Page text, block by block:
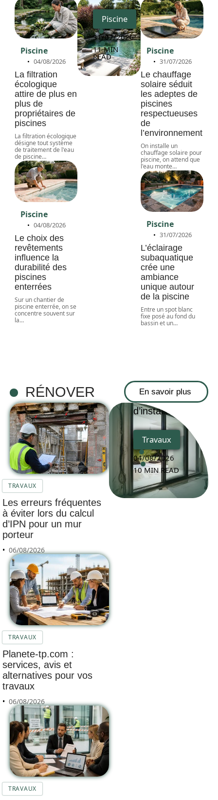
Piscine
04/08/2026
La filtration
écologique
attire de plus en
plus de
propriétaires de
piscines
La filtration écologique
désigne tout système
de traitement de l'eau
de piscine…
Piscine
04/08/2026
Le choix des
revêtements
influence la
durabilité des
piscines
enterrées
Sur un chantier de
piscine enterrée, on se
concentre souvent sur
la…
Piscine
31/07/2026
11 MIN
READ
Piscine
31/07/2026
Le chauffage
solaire séduit
les adeptes de
piscines
respectueuses
de
l’environnement
On installe un
chauffage solaire pour
piscine, on attend que
l'eau monte…
Piscine
31/07/2026
L’éclairage
subaquatique
crée une
ambiance
unique autour
de la piscine
Entre un spot blanc
fixe posé au fond du
bassin et un…
RÉNOVER En savoir plus
TRAVAUX
Les erreurs fréquentes
à éviter lors du calcul
d’IPN pour un mur
porteur
06/08/2026
TRAVAUX
Planete-tp.com :
services, avis et
alternatives pour vos
travaux
06/08/2026
TRAVAUX
Inconvénients
analyse des
risques
d’installation
Travaux
04/08/2026
10 MIN READ